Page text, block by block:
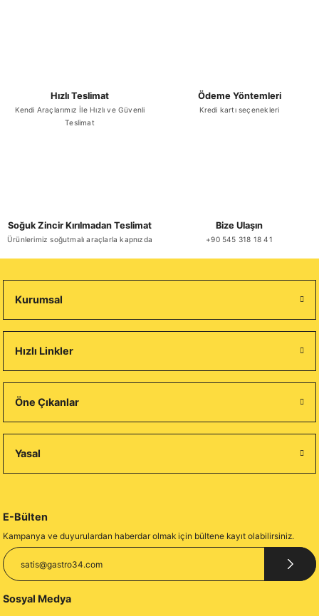
Hızlı Teslimat
Kendi Araçlarımız İle Hızlı ve Güvenli
Teslimat
Ödeme Yöntemleri
Kredi kartı seçenekleri
Soğuk Zincir Kırılmadan Teslimat
Ürünlerimiz soğutmalı araçlarla kapnızda
Bize Ulaşın
+90 545 318 18 41
Kurumsal
Hızlı Linkler
Öne Çıkanlar
Yasal
E-Bülten
Kampanya ve duyurulardan haberdar olmak için bültene kayıt olabilirsiniz.
Sosyal Medya